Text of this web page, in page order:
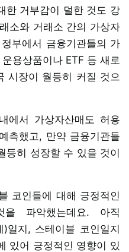
한 거부감이 덜한 것도 강
소와 거래소 간의 가상자
부에서 금융기관들의 가
용상품이나 ETF 등 새로
시장이 월등히 커질 것으
에서 가상자산매도 허용
측했고, 만약 금융기관들
등히 성장할 수 있을 것이
코인들에 대해 긍정적인
파악했는데요. 아직
일지, 스테이블 코인일지
있어 긍정적인 영향이 있